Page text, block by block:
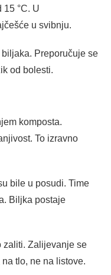
15 °C. U
u svibnju.
Preporučuje se
od bolesti.
komposta.
To izravno
bile u posudi. Time
Biljka postaje
zaliti. Zalijevanje se
tlo, ne na listove.